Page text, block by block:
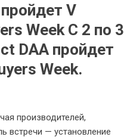
V
Week С 2 по 3
DAA пройдет
Week.
производителей,
встречи — установление